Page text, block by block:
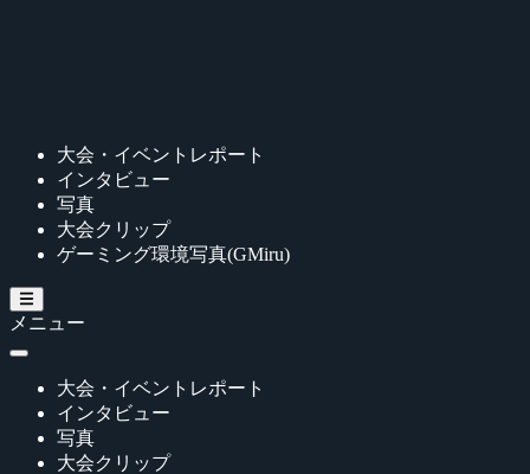
大会・イベントレポート
インタビュー
写真
大会クリップ
ゲーミング環境写真(GMiru)
メニュー
大会・イベントレポート
インタビュー
写真
大会クリップ